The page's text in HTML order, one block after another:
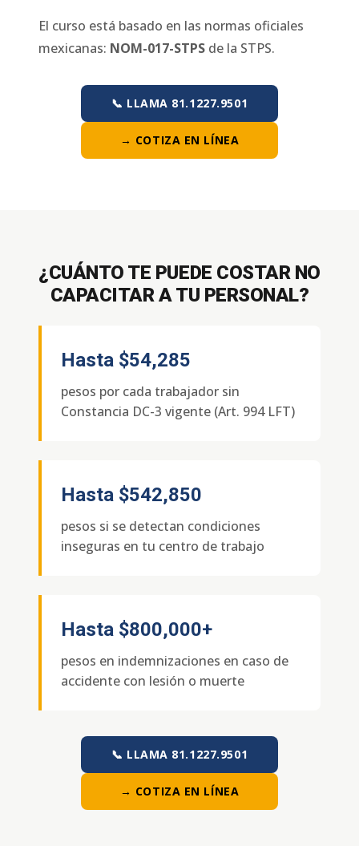
El curso está basado en las normas oficiales
mexicanas: NOM-017-STPS de la STPS.
📞 LLAMA 81.1227.9501
→ COTIZA EN LÍNEA
¿CUÁNTO TE PUEDE COSTAR NO
CAPACITAR A TU PERSONAL?
Hasta $54,285
pesos por cada trabajador sin
Constancia DC-3 vigente (Art. 994 LFT)
Hasta $542,850
pesos si se detectan condiciones
inseguras en tu centro de trabajo
Hasta $800,000+
pesos en indemnizaciones en caso de
accidente con lesión o muerte
📞 LLAMA 81.1227.9501
→ COTIZA EN LÍNEA